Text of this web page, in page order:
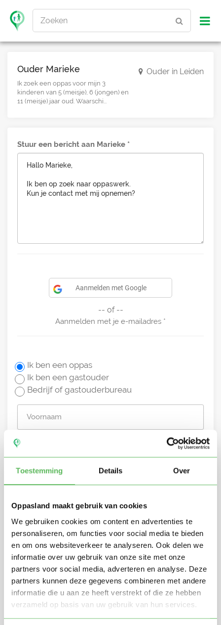
Toestemming Details Over
Oppasland maakt gebruik van cookies
We gebruiken cookies om content en advertenties te
personaliseren, om functies voor social media te bieden
en om ons websiteverkeer te analyseren. Ook delen we
informatie over uw gebruik van onze site met onze
partners voor social media, adverteren en analyse. Deze
partners kunnen deze gegevens combineren met andere
informatie die u aan ze heeft verstrekt of die ze hebben
verzameld op basis van uw gebruik van hun services.
Zoeken
Ouder Marieke
Ik zoek een oppas voor mijn 3
kinderen van 5 (meisje), 6 (jongen) en
11 (meisje) jaar oud. Waarschi...
Ouder in Leiden
Stuur een bericht aan Marieke
Aanmelden met Google
-- of --
Aanmelden met je e-mailadres
Ik ben een oppas
Ik ben een gastouder
Bedrijf of gastouderbureau
Stuur mij nieuwe profielen in mijn omgeving per
e-mail
Door te registreren ga je akkoord met de
Algemene
voorwaardenvan Oppasland.
Gratis aanmelden